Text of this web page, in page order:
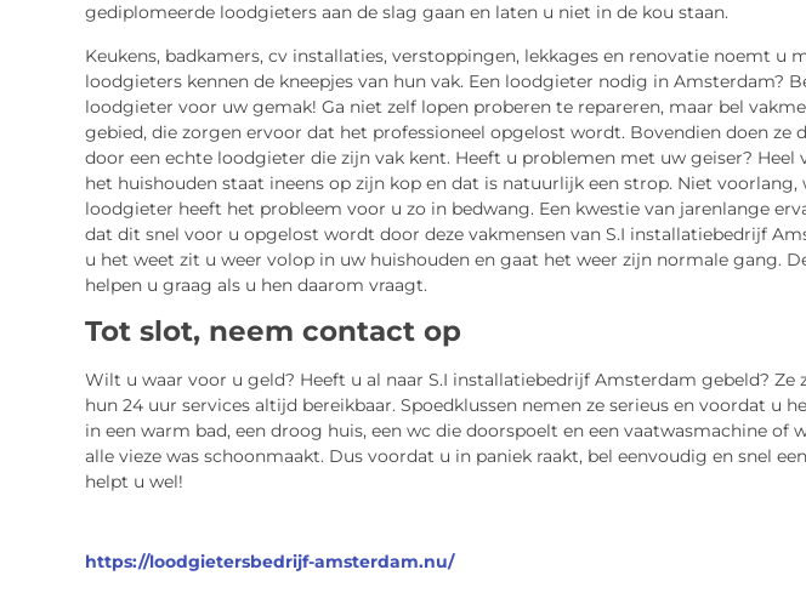
gediplomeerde loodgieters aan de slag gaan en laten u niet in de kou staan.
Keukens, badkamers, cv installaties, verstoppingen, lekkages en renovatie noemt u
loodgieters kennen de kneepjes van hun vak. Een loodgieter nodig in Amsterdam?
loodgieter voor uw gemak! Ga niet zelf lopen proberen te repareren, maar bel
gebied, die zorgen ervoor dat het professioneel opgelost wordt. Bovendien doen ze
door een echte loodgieter die zijn vak kent. Heeft u problemen met uw geiser? Heel
het huishouden staat ineens op zijn kop en dat is natuurlijk een strop. Niet voorlang,
loodgieter heeft het probleem voor u zo in bedwang. Een kwestie van jarenlange
dat dit snel voor u opgelost wordt door deze vakmensen van S.I installatiebedrijf
u het weet zit u weer volop in uw huishouden en gaat het weer zijn normale gang.
helpen u graag als u hen daarom vraagt.
Tot slot, neem contact op
Wilt u waar voor u geld? Heeft u al naar S.I installatiebedrijf Amsterdam gebeld? Ze
hun 24 uur services altijd bereikbaar. Spoedklussen nemen ze serieus en voordat u
in een warm bad, een droog huis, een wc die doorspoelt en een vaatwasmachine of
alle vieze was schoonmaakt. Dus voordat u in paniek raakt, bel eenvoudig en snel
helpt u wel!
https://loodgietersbedrijf-amsterdam.nu/